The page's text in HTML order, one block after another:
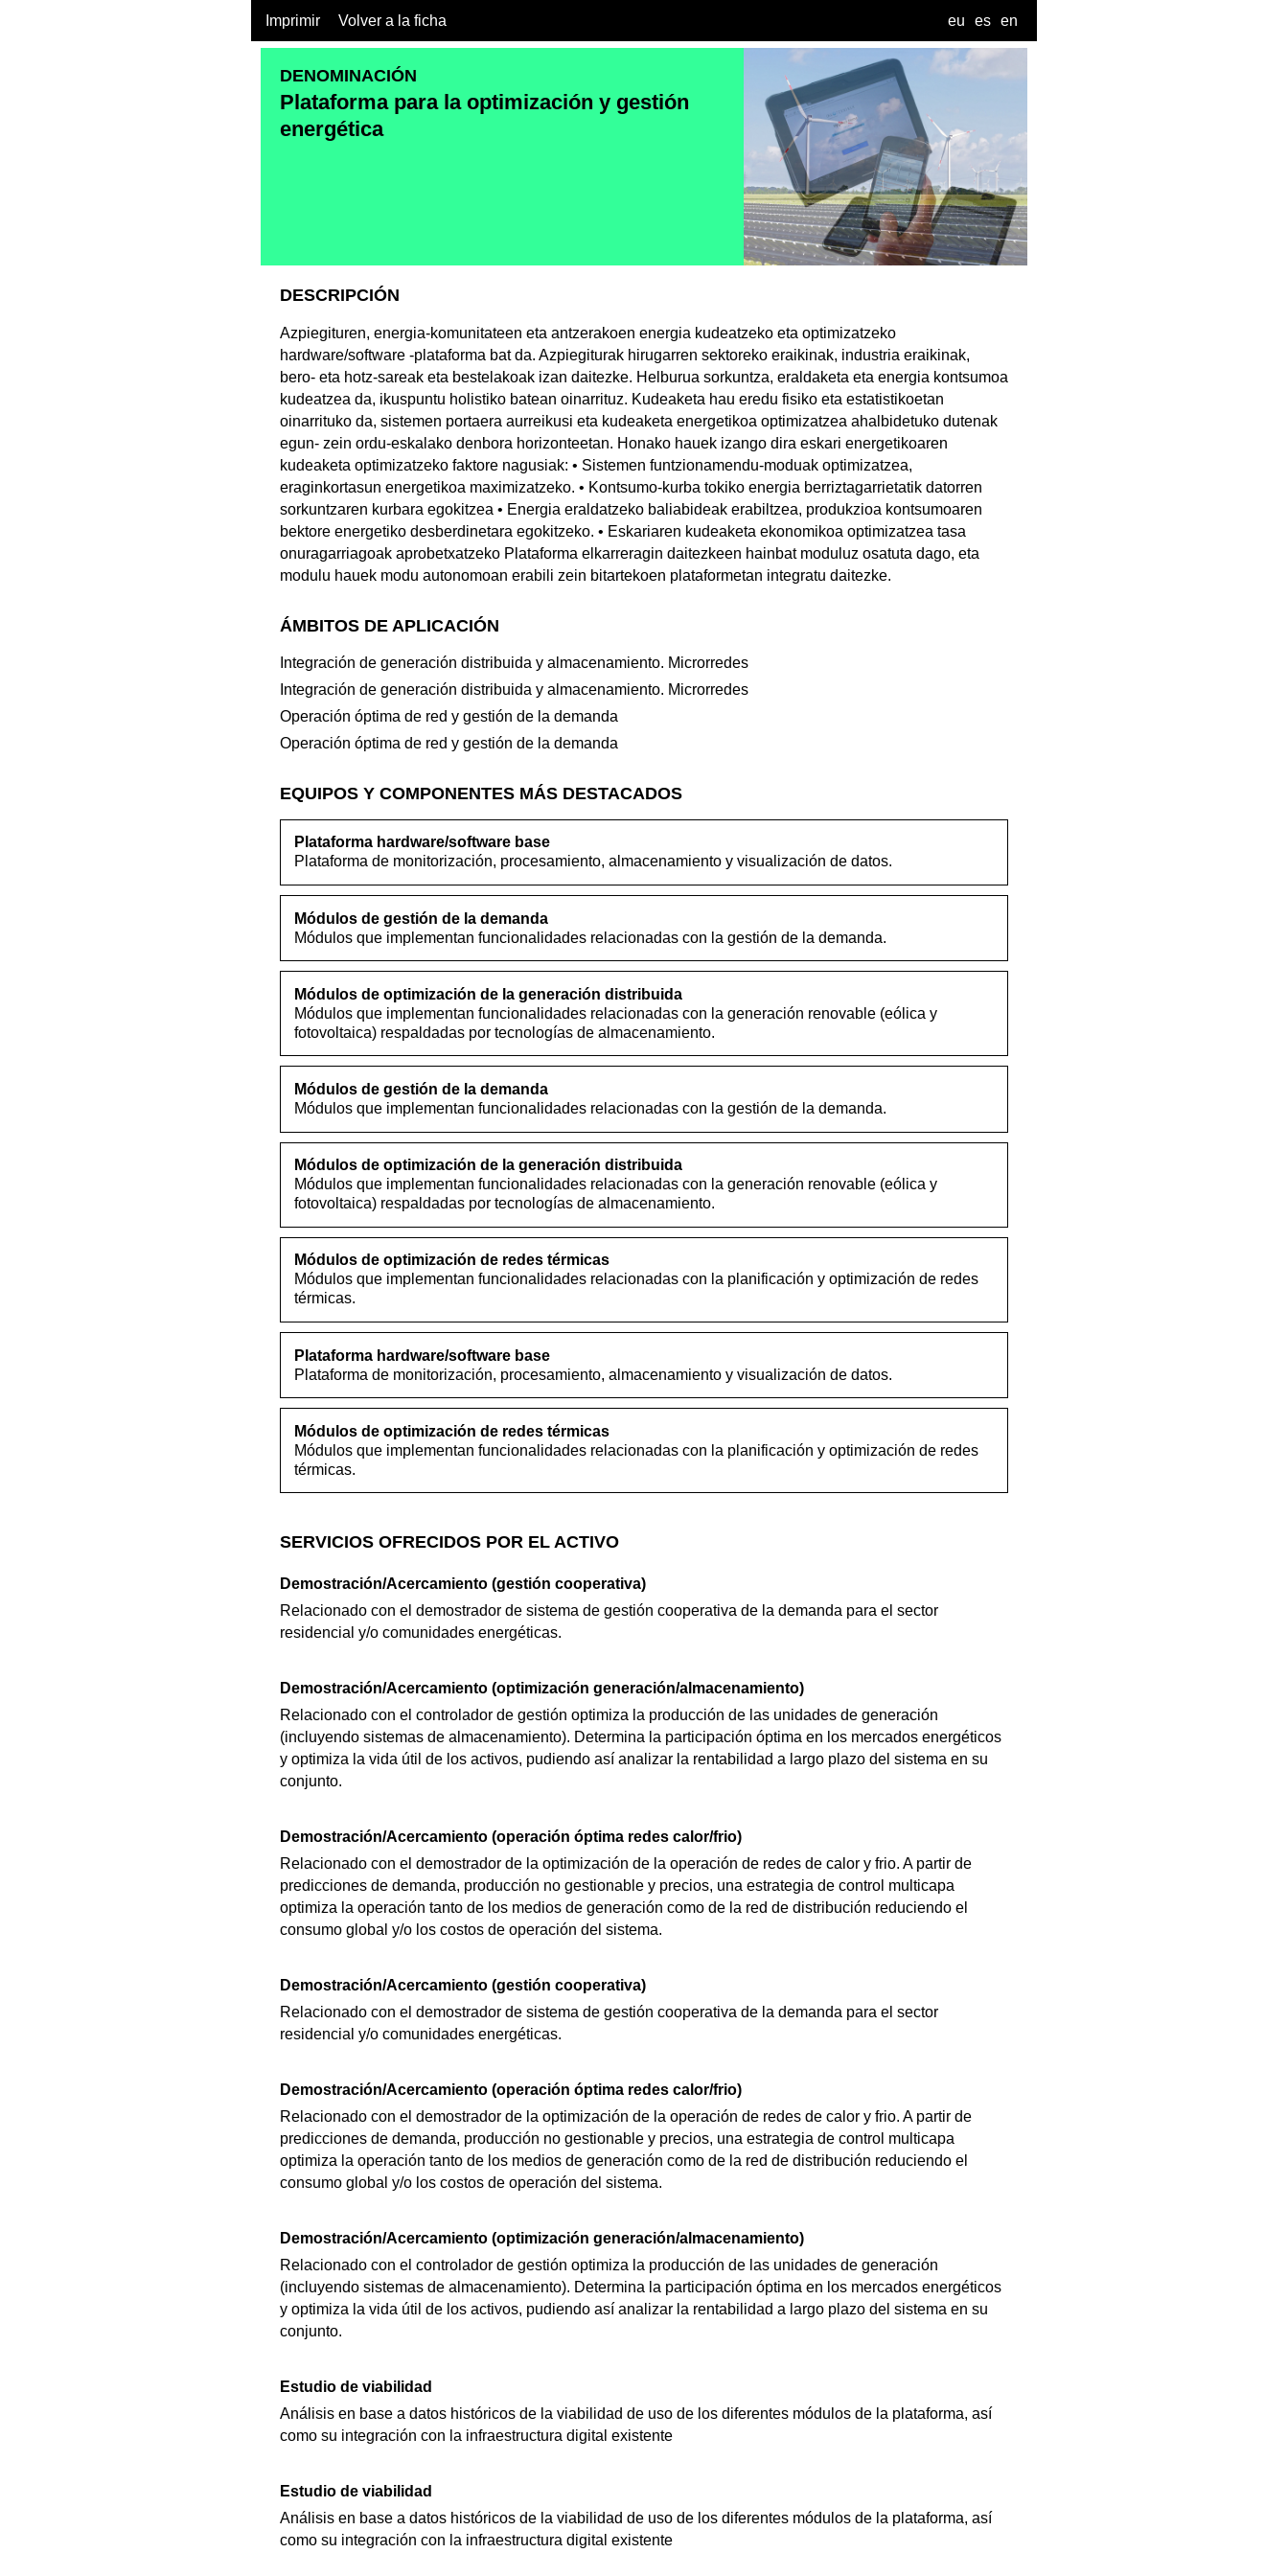
Imprimir Volver a la ficha eu es en
DENOMINACIÓN
Plataforma para la optimización y gestión
energética
DESCRIPCIÓN
Azpiegituren, energia-komunitateen eta antzerakoen energia kudeatzeko eta optimizatzeko
hardware/software -plataforma bat da. Azpiegiturak hirugarren sektoreko eraikinak, industria eraikinak,
bero- eta hotz-sareak eta bestelakoak izan daitezke. Helburua sorkuntza, eraldaketa eta energia kontsumoa
kudeatzea da, ikuspuntu holistiko batean oinarrituz. Kudeaketa hau eredu fisiko eta estatistikoetan
oinarrituko da, sistemen portaera aurreikusi eta kudeaketa energetikoa optimizatzea ahalbidetuko dutenak
egun- zein ordu-eskalako denbora horizonteetan. Honako hauek izango dira eskari energetikoaren
kudeaketa optimizatzeko faktore nagusiak: • Sistemen funtzionamendu-moduak optimizatzea,
eraginkortasun energetikoa maximizatzeko. • Kontsumo-kurba tokiko energia berriztagarrietatik datorren
sorkuntzaren kurbara egokitzea • Energia eraldatzeko baliabideak erabiltzea, produkzioa kontsumoaren
bektore energetiko desberdinetara egokitzeko. • Eskariaren kudeaketa ekonomikoa optimizatzea tasa
onuragarriagoak aprobetxatzeko Plataforma elkarreragin daitezkeen hainbat moduluz osatuta dago, eta
modulu hauek modu autonomoan erabili zein bitartekoen plataformetan integratu daitezke.
ÁMBITOS DE APLICACIÓN
Integración de generación distribuida y almacenamiento. Microrredes
Integración de generación distribuida y almacenamiento. Microrredes
Operación óptima de red y gestión de la demanda
Operación óptima de red y gestión de la demanda
EQUIPOS Y COMPONENTES MÁS DESTACADOS
Plataforma hardware/software base
Plataforma de monitorización, procesamiento, almacenamiento y visualización de datos.
Módulos de gestión de la demanda
Módulos que implementan funcionalidades relacionadas con la gestión de la demanda.
Módulos de optimización de la generación distribuida
Módulos que implementan funcionalidades relacionadas con la generación renovable (eólica y
fotovoltaica) respaldadas por tecnologías de almacenamiento.
Módulos de gestión de la demanda
Módulos que implementan funcionalidades relacionadas con la gestión de la demanda.
Módulos de optimización de la generación distribuida
Módulos que implementan funcionalidades relacionadas con la generación renovable (eólica y
fotovoltaica) respaldadas por tecnologías de almacenamiento.
Módulos de optimización de redes térmicas
Módulos que implementan funcionalidades relacionadas con la planificación y optimización de redes
térmicas.
Plataforma hardware/software base
Plataforma de monitorización, procesamiento, almacenamiento y visualización de datos.
Módulos de optimización de redes térmicas
Módulos que implementan funcionalidades relacionadas con la planificación y optimización de redes
térmicas.
SERVICIOS OFRECIDOS POR EL ACTIVO
Demostración/Acercamiento (gestión cooperativa)
Relacionado con el demostrador de sistema de gestión cooperativa de la demanda para el sector
residencial y/o comunidades energéticas.
Demostración/Acercamiento (optimización generación/almacenamiento)
Relacionado con el controlador de gestión optimiza la producción de las unidades de generación
(incluyendo sistemas de almacenamiento). Determina la participación óptima en los mercados energéticos
y optimiza la vida útil de los activos, pudiendo así analizar la rentabilidad a largo plazo del sistema en su
conjunto.
Demostración/Acercamiento (operación óptima redes calor/frio)
Relacionado con el demostrador de la optimización de la operación de redes de calor y frio. A partir de
predicciones de demanda, producción no gestionable y precios, una estrategia de control multicapa
optimiza la operación tanto de los medios de generación como de la red de distribución reduciendo el
consumo global y/o los costos de operación del sistema.
Demostración/Acercamiento (gestión cooperativa)
Relacionado con el demostrador de sistema de gestión cooperativa de la demanda para el sector
residencial y/o comunidades energéticas.
Demostración/Acercamiento (operación óptima redes calor/frio)
Relacionado con el demostrador de la optimización de la operación de redes de calor y frio. A partir de
predicciones de demanda, producción no gestionable y precios, una estrategia de control multicapa
optimiza la operación tanto de los medios de generación como de la red de distribución reduciendo el
consumo global y/o los costos de operación del sistema.
Demostración/Acercamiento (optimización generación/almacenamiento)
Relacionado con el controlador de gestión optimiza la producción de las unidades de generación
(incluyendo sistemas de almacenamiento). Determina la participación óptima en los mercados energéticos
y optimiza la vida útil de los activos, pudiendo así analizar la rentabilidad a largo plazo del sistema en su
conjunto.
Estudio de viabilidad
Análisis en base a datos históricos de la viabilidad de uso de los diferentes módulos de la plataforma, así
como su integración con la infraestructura digital existente
Estudio de viabilidad
Análisis en base a datos históricos de la viabilidad de uso de los diferentes módulos de la plataforma, así
como su integración con la infraestructura digital existente